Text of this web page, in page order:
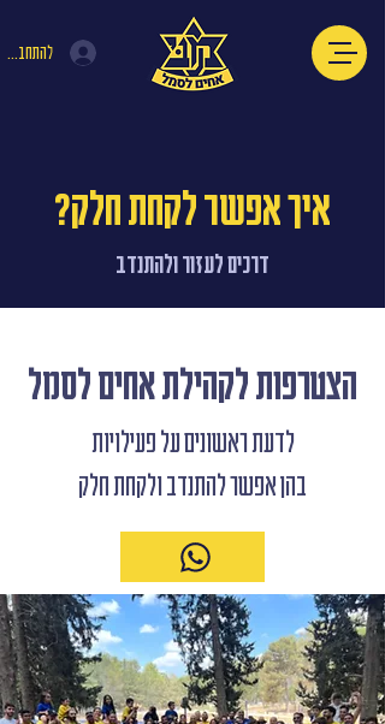
להתחברות
איך אפשר לקחת חלק?
דרכים לעזור ולהתנדב
הצטרפות לקהילת אחים לסמל
לדעת ראשונים על פעילויות
בהן אפשר להתנדב ולקחת חלק